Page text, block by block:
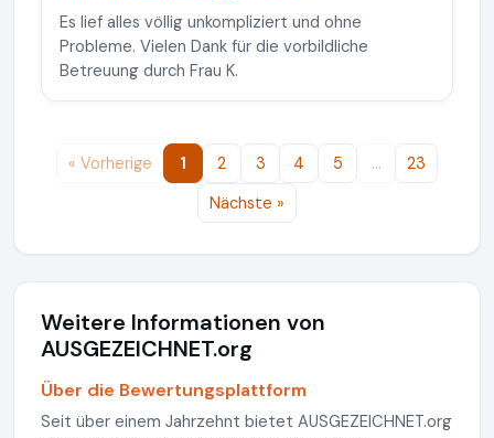
Es lief alles völlig unkompliziert und ohne
Probleme. Vielen Dank für die vorbildliche
Betreuung durch Frau K.
« Vorherige 1 2 3 4 5 …
23
Nächste »
Weitere Informationen von
AUSGEZEICHNET.org
Über die Bewertungsplattform
Seit über einem Jahrzehnt bietet AUSGEZEICHNET.org